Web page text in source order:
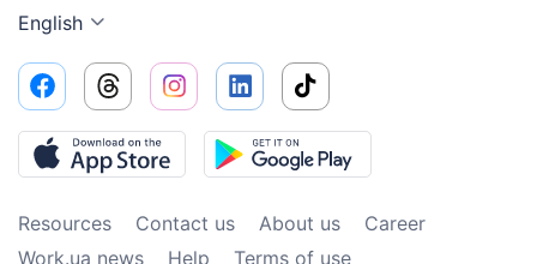
English
Resources Contact us About us
Сareer
Work.ua news
Help Terms of use